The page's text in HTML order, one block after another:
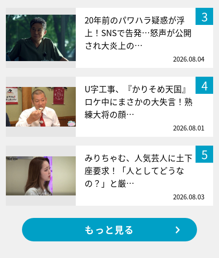
3
20年前のパワハラ疑惑が浮
上！SNSで告発…怒声が公開
され大炎上の…
2026.08.04
4
U字工事、『かりそめ天国』
ロケ中にまさかの大失言！熟
練大将の顔…
2026.08.01
5
みりちゃむ、人気芸人に土下
座要求！「人としてどうな
の？」と厳…
2026.08.03
もっと見る